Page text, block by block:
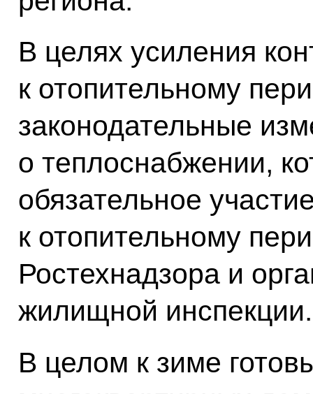
В целях усиления
к отопительному
законодательные
о теплоснабжении,
обязательное
к отопительному
Ростехнадзора и
жилищной инспекции.
В целом к зиме